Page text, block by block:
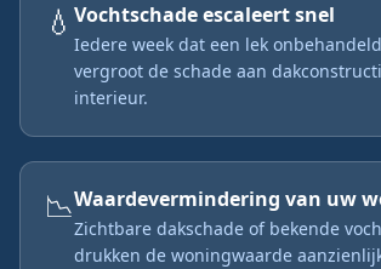
💧 Vochtschade escaleert snel
Iedere week dat een lek
vergroot de schade aan
interieur.
📉Waardevermindering van uw
Zichtbare dakschade of bekende
drukken de woningwaarde